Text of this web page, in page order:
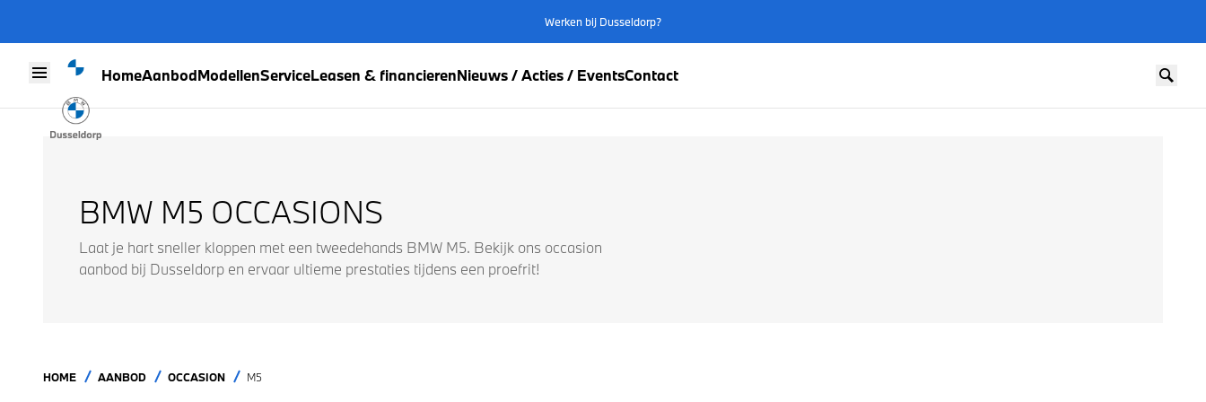
Werken bij Dusseldorp?
HomeAanbodModellenServiceLeasen & financierenNieuws / Acties / EventsContact
Skip to content
BMW M5 OCCASIONS
Laat je hart sneller kloppen met een tweedehands BMW M5. Bekijk ons occasion
aanbod bij Dusseldorp en ervaar ultieme prestaties tijdens een proefrit!
HOME AANBOD OCCASION M5